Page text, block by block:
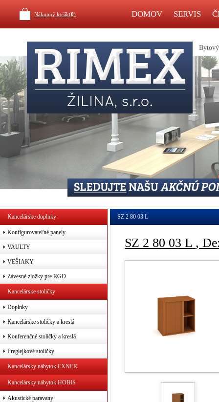
Nákupný košík(0) DOMOV SERVIS
Bytový
Kancelárske doplnky
Konfigurovateľné panely
VAULTY
VEŠIAKY
Závesné zložky pre RGD
Kancelárske stoličky
Doplnky
Kancelárske stoličky a kreslá
Konferenčné stoličky a kreslá
Preglejkové stoličky
Kancelársky nábytok EXNER
Kancelársky nábytok HOBIS
Akustické paravany
SZ 2 80 03 L
SZ 2 80 03 L ,